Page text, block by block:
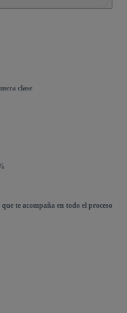
clase
te acompaña en todo el proceso